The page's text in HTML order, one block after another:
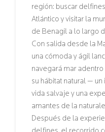
región: buscar
Atlántico y visitar la
de Benagil a lo largo
Con salida desde la
una cómoda y ágil
navegará mar
su hábitat natural —
vida salvaje y una
amantes de la
Después de la